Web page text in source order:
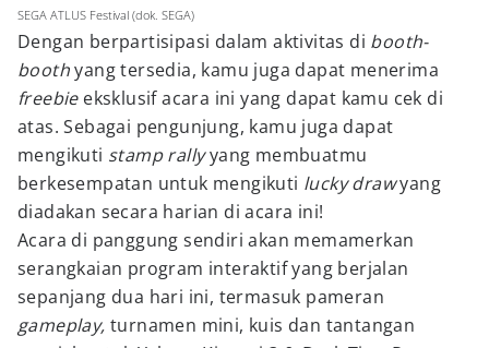
SEGA ATLUS Festival (dok. SEGA)
Dengan berpartisipasi dalam aktivitas di booth-
boothyang tersedia, kamu juga dapat menerima
freebie eksklusif acara ini yang dapat kamu cek di
atas. Sebagai pengunjung, kamu juga dapat
mengikuti stamp rallyyang membuatmu
berkesempatan untuk mengikuti lucky drawyang
diadakan secara harian di acara ini!
Acara di panggung sendiri akan memamerkan
serangkaian program interaktif yang berjalan
sepanjang dua hari ini, termasuk pameran
gameplay, turnamen mini, kuis dan tantangan